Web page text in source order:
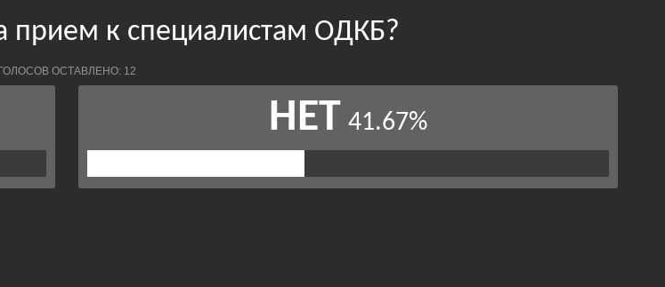
прием к специалистам ОДКБ?
ГОЛОСОВ ОСТАВЛЕНО: 12
НЕТ 41.67%